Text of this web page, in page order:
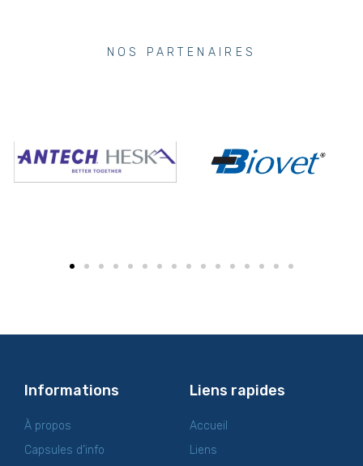
NOS PARTENAIRES
Informations
À propos
Capsules d’info
Liens rapides
Accueil
Liens